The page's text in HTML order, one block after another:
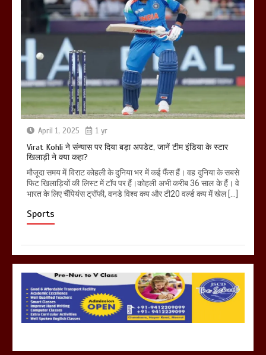
April 1, 2025 1 yr
Virat Kohli ने संन्यास पर दिया बड़ा अपडेट, जानें टीम इंडिया के स्टार
खिलाड़ी ने क्या कहा?
मौजूदा समय में विराट कोहली के दुनिया भर में कई फैंस हैं। वह दुनिया के सबसे
फिट खिलाड़ियों की लिस्ट में टॉप पर हैं।कोहली अभी करीब 36 साल के हैं। वे
भारत के लिए चैंपियंस ट्रॉफी, वनडे विश्व कप और टी20 वर्ल्ड कप में खेल […]
Sports